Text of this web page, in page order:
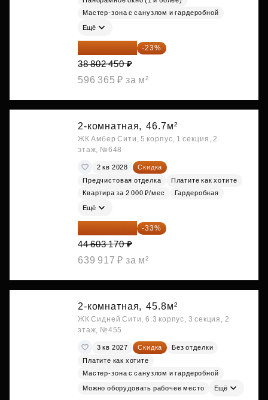
Мастер-зона с санузлом и гардеробной
Ещё
29 877 887 ₽ -23%
38 802 450 ₽
596 365 ₽ за м²
2-комнатная, 46.7м²
ЖК Амбер Сити, 5 корпус, 1 секция, 2
этаж, №648
2 кв 2028
Скидка
Предчистовая отделка
Платите как хотите
Квартира за 2 000 ₽/мес
Гардеробная
Ещё
29 884 124 ₽ -33%
44 603 170 ₽
639 917 ₽ за м²
2-комнатная, 45.8м²
ЖК Сидней Сити, 6.3 корпус, 3 секция, 2
этаж, №455
3 кв 2027 Скидка
Без отделки
Платите как хотите
Мастер-зона с санузлом и гардеробной
Можно оборудовать рабочее место Ещё